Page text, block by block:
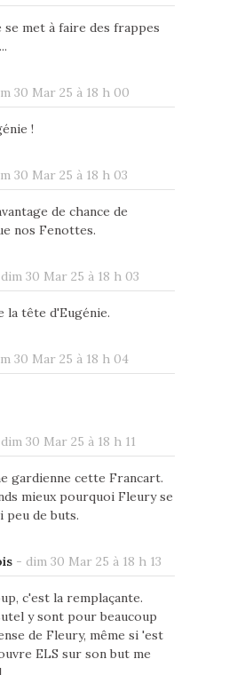
se met à faire des frappes
30 Mar 25 à 18 h 00
!
30 Mar 25 à 18 h 03
de chance de
nos Fenottes.
dim 30 Mar 25 à 18 h 03
la tête d'Eugénie.
30 Mar 25 à 18 h 04
dim 30 Mar 25 à 18 h 11
gardienne cette Francart.
mieux pourquoi Fleury se
peu de buts.
- dim 30 Mar 25 à 18 h 13
c'est la remplaçante.
y sont pour beaucoup
de Fleury, même si 'est
ELS sur son but me